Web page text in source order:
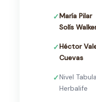
María Pilar
Solís
Héctor
Cuevas
Nivel
Herbalife